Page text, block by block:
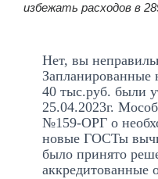
избежать расходов в
Нет, вы
Запланированные
40 тыс.руб. были
25.04.2023г.
№159-ОРГ о
новые ГОСТы
было принято
аккредитованные